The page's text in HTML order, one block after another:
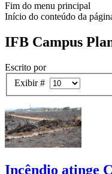
Fim do menu principal
Início do conteúdo da
IFB Campus
Escrito por
Exibir #
Incêndio atinge